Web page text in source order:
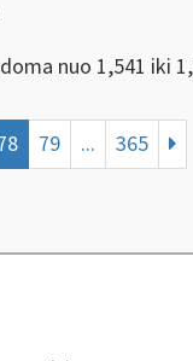
nuo 1,541 iki
79 ... 365